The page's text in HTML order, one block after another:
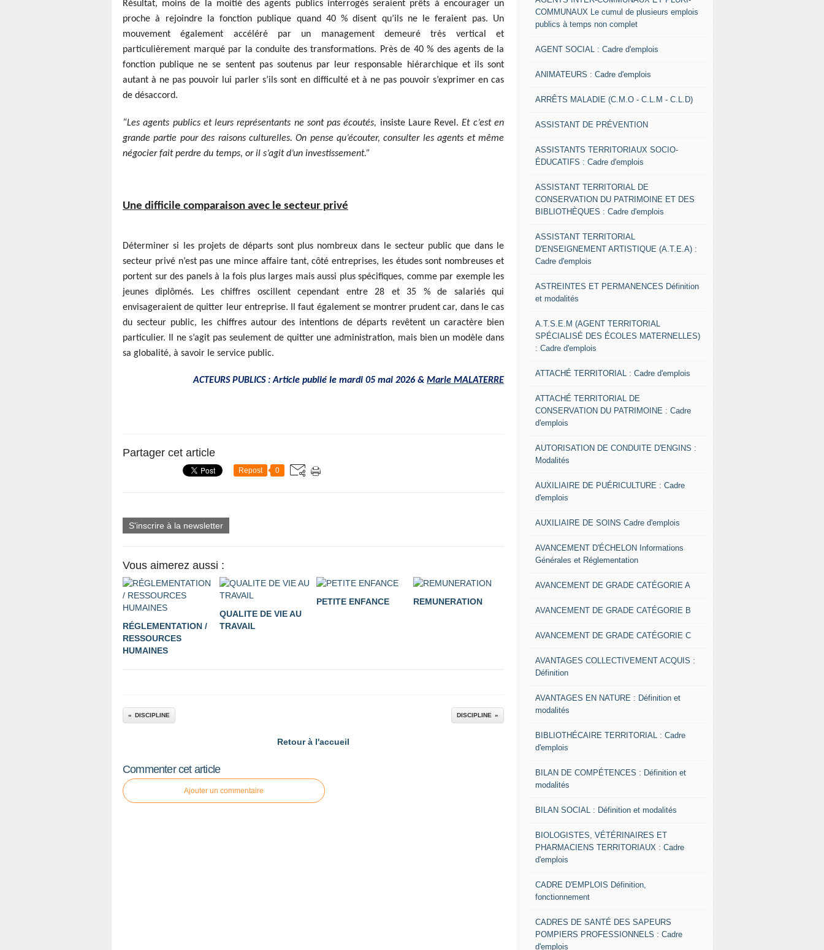
Résultat, moins de la moitié des agents publics interrogés seraient prêts à encourager un
proche à rejoindre la fonction publique quand 40 % disent qu’ils ne le feraient pas. Un
mouvement également accéléré par un management demeuré très vertical et
particulièrement marqué par la conduite des transformations. Près de 40 % des agents de la
fonction publique ne se sentent pas soutenus par leur responsable hiérarchique et ils sont
autant à ne pas pouvoir lui parler s’ils sont en difficulté et à ne pas pouvoir s’exprimer en cas
de désaccord.
“Les agents publics et leurs représentants ne sont pas écoutés, insiste Laure Revel.Et c’est en
grande partie pour des raisons culturelles. On pense qu’écouter, consulter les agents et même
négocier fait perdre du temps, or il s’agit d’un investissement.”
Une difficile comparaison avec le secteur privé
Déterminer si les projets de départs sont plus nombreux dans le secteur public que dans le
secteur privé n’est pas une mince affaire tant, côté entreprises, les études sont nombreuses et
portent sur des panels à la fois plus larges mais aussi plus spécifiques, comme par exemple les
jeunes diplômés. Les chiffres oscillent cependant entre 28 et 35 % de salariés qui
envisageraient de quitter leur entreprise. Il faut également se montrer prudent car, dans le cas
du secteur public, les chiffres autour des intentions de départs revêtent un caractère bien
particulier. Il ne s’agit pas seulement de quitter une administration, mais bien un modèle dans
sa globalité, à savoir le service public.
ACTEURS PUBLICS : Article publié le mardi 05 mai 2026 & Marie MALATERRE
Partager cet article
Repost 0
S'inscrire à la newsletter
Vous aimerez aussi :
RÉGLEMENTATION /
RESSOURCES
HUMAINES
QUALITE DE VIE AU
TRAVAIL
PETITE ENFANCE REMUNERATION
DISCIPLINE DISCIPLINE
Retour à l'accueil
Commenter cet article
Ajouter un commentaire
COMMUNAUX Le cumul de plusieurs emplois
publics à temps non complet
AGENT SOCIAL : Cadre d'emplois
ANIMATEURS : Cadre d'emplois
ARRÊTS MALADIE (C.M.O - C.L.M - C.L.D)
ASSISTANT DE PRÉVENTION
ASSISTANTS TERRITORIAUX SOCIO-
ÉDUCATIFS : Cadre d'emplois
ASSISTANT TERRITORIAL DE
CONSERVATION DU PATRIMOINE ET DES
BIBLIOTHÈQUES : Cadre d'emplois
ASSISTANT TERRITORIAL
D'ENSEIGNEMENT ARTISTIQUE (A.T.E.A) :
Cadre d'emplois
ASTREINTES ET PERMANENCES Définition
et modalités
A.T.S.E.M (AGENT TERRITORIAL
SPÉCIALISÉ DES ÉCOLES MATERNELLES)
: Cadre d'emplois
ATTACHÉ TERRITORIAL : Cadre d'emplois
ATTACHÉ TERRITORIAL DE
CONSERVATION DU PATRIMOINE : Cadre
d'emplois
AUTORISATION DE CONDUITE D'ENGINS :
Modalités
AUXILIAIRE DE PUÉRICULTURE : Cadre
d'emplois
AUXILIAIRE DE SOINS Cadre d'emplois
AVANCEMENT D'ÉCHELON Informations
Générales et Réglementation
AVANCEMENT DE GRADE CATÉGORIE A
AVANCEMENT DE GRADE CATÉGORIE B
AVANCEMENT DE GRADE CATÉGORIE C
AVANTAGES COLLECTIVEMENT ACQUIS :
Définition
AVANTAGES EN NATURE : Définition et
modalités
BIBLIOTHÉCAIRE TERRITORIAL : Cadre
d'emplois
BILAN DE COMPÉTENCES : Définition et
modalités
BILAN SOCIAL : Définition et modalités
BIOLOGISTES, VÉTÉRINAIRES ET
PHARMACIENS TERRITORIAUX : Cadre
d'emplois
CADRE D'EMPLOIS Définition,
fonctionnement
CADRES DE SANTÉ DES SAPEURS
POMPIERS PROFESSIONNELS : Cadre
d'emplois